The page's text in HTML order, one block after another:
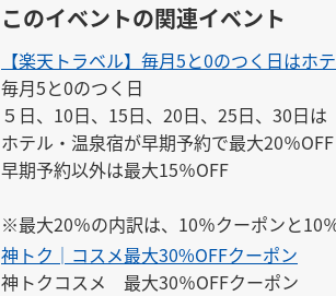
このイベントの関連イベント
【楽天トラベル】毎月5と0のつく日はホ
毎月5と0のつく日
５日、10日、15日、20日、25日、30日は
ホテル・温泉宿が早期予約で最大20％OFF
早期予約以外は最大15％OFF
※最大20％の内訳は、10％クーポンと10
す。
神トク│コスメ最大30%OFFクーポン
神トクコスメ　最大30％OFFクーポン